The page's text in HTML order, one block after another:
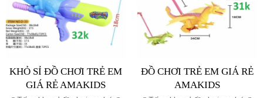
KHỎ SỈ ĐỒ CHƠI TRẺ EM
GIÁ RẺ AMAKIDS
ĐỒ CHƠI TRẺ EM GIÁ RẺ
AMAKIDS